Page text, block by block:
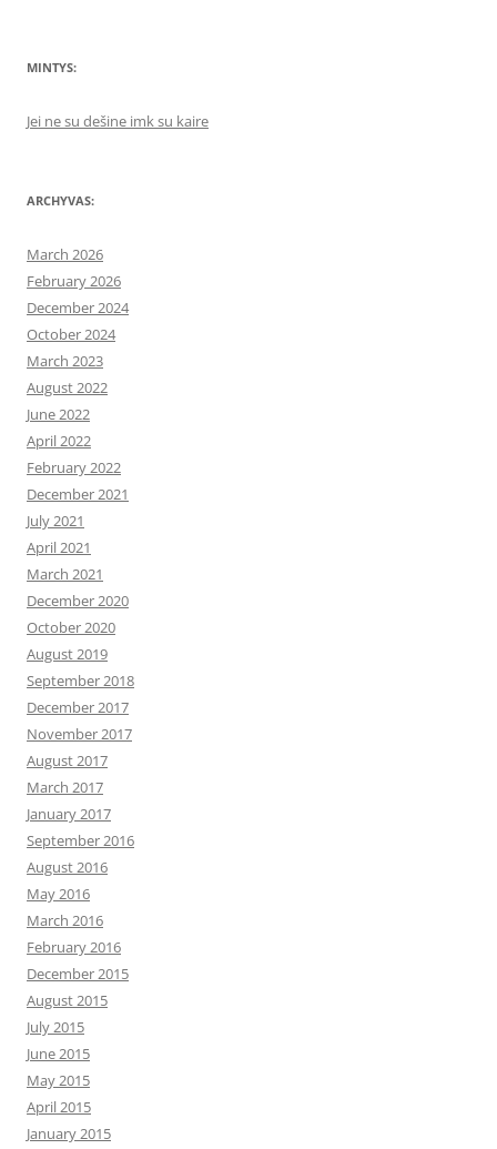
MINTYS:
Jei ne su dešine imk su kaire
ARCHYVAS:
March 2026
February 2026
December 2024
October 2024
March 2023
August 2022
June 2022
April 2022
February 2022
December 2021
July 2021
April 2021
March 2021
December 2020
October 2020
August 2019
September 2018
December 2017
November 2017
August 2017
March 2017
January 2017
September 2016
August 2016
May 2016
March 2016
February 2016
December 2015
August 2015
July 2015
June 2015
May 2015
April 2015
January 2015